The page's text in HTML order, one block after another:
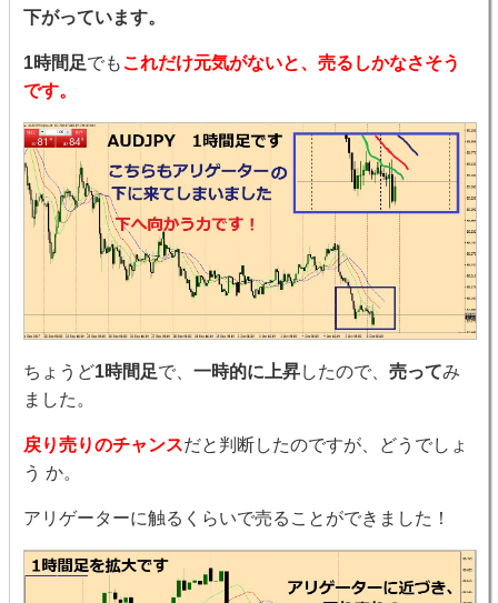
下がっています。
1時間足でもこれだけ元気がないと、売るしかなさそう
です。
ちょうど1時間足で、 一時的に上昇したので、 売ってみ
ました。
戻り売りのチャンスだと判断したのですが、どうでしょ
う か。
アリゲーターに触るくらいで売ることができました！